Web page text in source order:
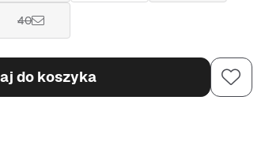
40
do koszyka